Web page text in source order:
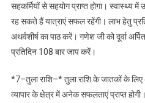
सहकर्मियों से सहयोग प्राप्त होगा। स्वास्थ्य
रह सकते हैं यात्राएं सफल रहेंगी। लाभ हेतु
अथर्वशीर्ष का पाठ करें। गणेश जी को दूर्वा
प्रतिदिन 108 बार जाप करें।
*7–तुला राशि–* तुला राशि के जातकों के
व्यापार के क्षेत्र में अनेक सफलताएं प्राप्त